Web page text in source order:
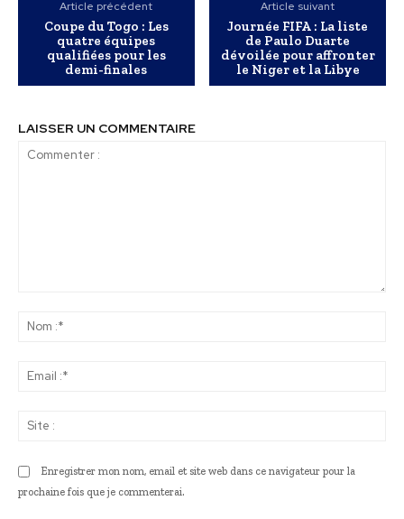
Article précédent
Coupe du Togo : Les
quatre équipes
qualifiées pour les
demi-finales
Article suivant
Journée FIFA : La liste
de Paulo Duarte
dévoilée pour affronter
le Niger et la Libye
LAISSER UN COMMENTAIRE
Enregistrer mon nom, email et site web dans ce navigateur pour la
prochaine fois que je commenterai.